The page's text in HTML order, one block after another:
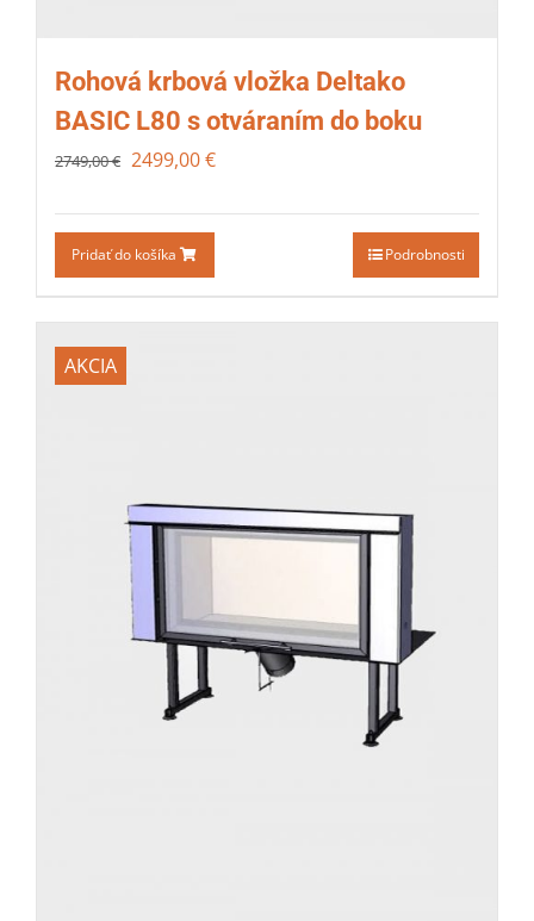
Rohová krbová vložka Deltako
BASIC L80 s otváraním do boku
2749,00€ 2499,00€
Pridať do košíka Podrobnosti
AKCIA